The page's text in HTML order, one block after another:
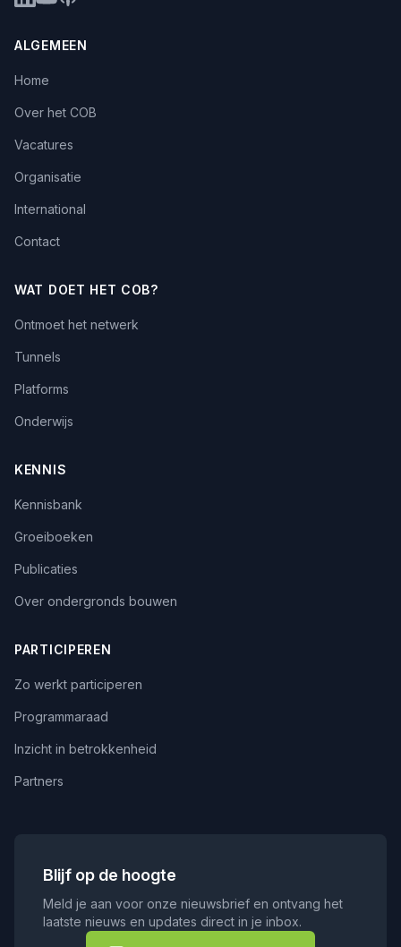
ALGEMEEN
Home
Over het COB
Vacatures
Organisatie
International
Contact
WAT DOET HET COB?
Ontmoet het netwerk
Tunnels
Platforms
Onderwijs
KENNIS
Kennisbank
Groeiboeken
Publicaties
Over ondergronds bouwen
PARTICIPEREN
Zo werkt participeren
Programmaraad
Inzicht in betrokkenheid
Partners
Blijf op de hoogte
Meld je aan voor onze nieuwsbrief en ontvang het
laatste nieuws en updates direct in je inbox.